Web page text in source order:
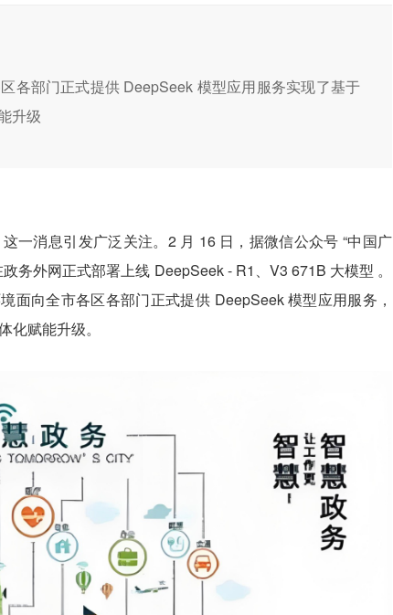
各部门正式提供 DeepSeek 模型应用服务实现了基于
升级
一消息引发广泛关注。2 月 16 日，据微信公众号 “中国广
务外网正式部署上线 DeepSeek - R1、V3 671B 大模型 。
面向全市各区各部门正式提供 DeepSeek 模型应用服务，
化赋能升级。